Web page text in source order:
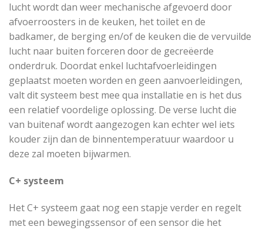
lucht wordt dan weer mechanische afgevoerd door
afvoerroosters in de keuken, het toilet en de
badkamer, de berging en/of de keuken die de vervuilde
lucht naar buiten forceren door de gecreëerde
onderdruk. Doordat enkel luchtafvoerleidingen
geplaatst moeten worden en geen aanvoerleidingen,
valt dit systeem best mee qua installatie en is het dus
een relatief voordelige oplossing. De verse lucht die
van buitenaf wordt aangezogen kan echter wel iets
kouder zijn dan de binnentemperatuur waardoor u
deze zal moeten bijwarmen.
C+ systeem
Het C+ systeem gaat nog een stapje verder en regelt
met een bewegingssensor of een sensor die het